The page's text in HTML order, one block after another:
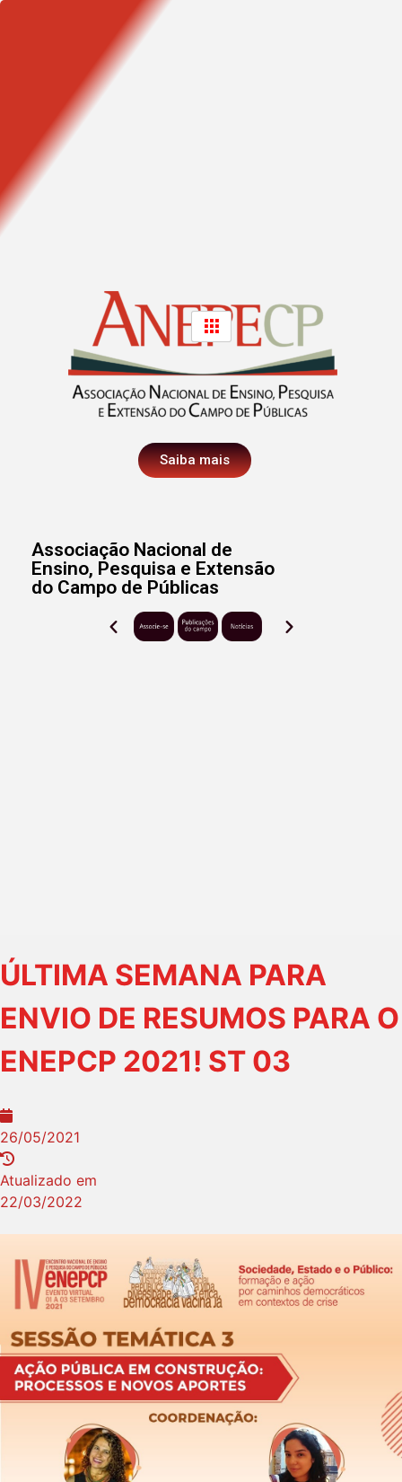
Saiba mais
Associação Nacional de
Ensino, Pesquisa e Extensão
do Campo de Públicas
ÚLTIMA SEMANA PARA
ENVIO DE RESUMOS PARA O
ENEPCP 2021! ST 03
26/05/2021
Atualizado em
22/03/2022